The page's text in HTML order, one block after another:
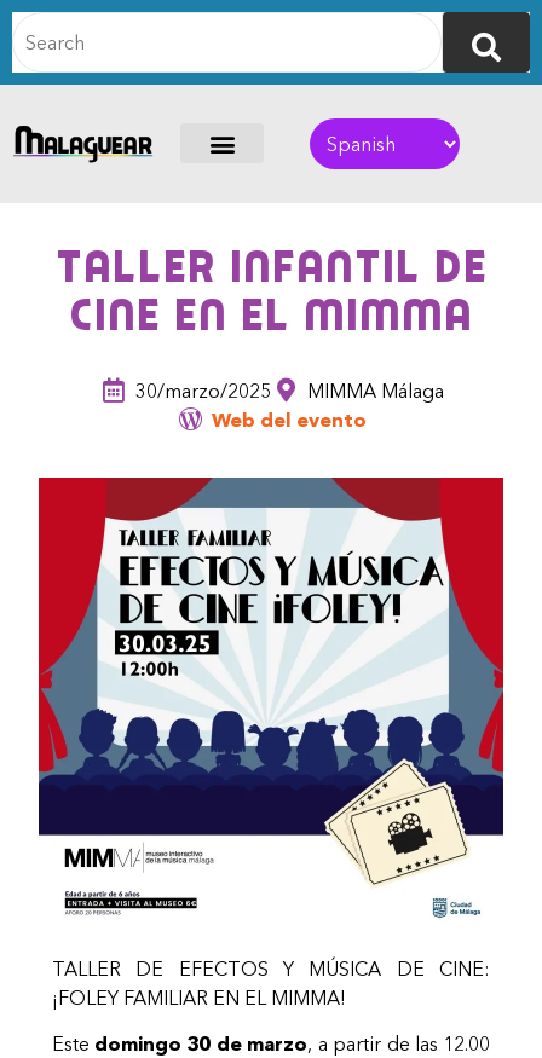
Taller infantil de
Cine en el MIMMA
30/marzo/2025
MIMMA Málaga
Web del evento
TALLER DE EFECTOS Y MÚSICA DE CINE:
¡FOLEY FAMILIAR EN EL MIMMA!
Este domingo 30 de marzo, a partir de las 12.00